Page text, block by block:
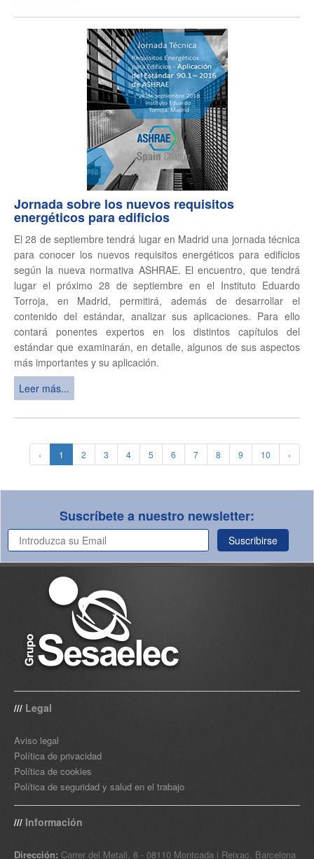
Jornada sobre los nuevos requisitos
energéticos para edificios
El 28 de septiembre tendrá lugar en Madrid una jornada técnica
para conocer los nuevos requisitos energéticos para edificios
según la nueva normativa ASHRAE. El encuentro, que tendrá
lugar el próximo 28 de septiembre en el Instituto Eduardo
Torroja, en Madrid, permitirá, además de desarrollar el
contenido del estándar, analizar sus aplicaciones. Para ello
contará ponentes expertos en los distintos capítulos del
estándar que examinarán, en detalle, algunos de sus aspectos
más importantes y su aplicación.
Leer más...
‹ 1 2 3 4 5 6 7 8 9 10 ›
Suscríbete a nuestro newsletter:
Suscribirse
/// Legal
Aviso legal
Política de privacidad
Política de cookies
Política de seguridad y salud en el trabajo
/// Información
Dirección: Carrer del Metall, 6 - 08110 Montcada i Reixac, Barcelona